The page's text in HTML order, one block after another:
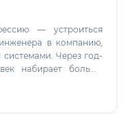
— устроиться
в компанию,
Через год-
набирает больше